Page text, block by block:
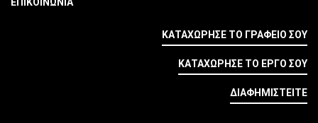
ΚΑΤΑΧΩΡΗΣΕ ΤΟ ΓΡΑΦΕΙΟ ΣΟΥ
ΚΑΤΑΧΩΡΗΣΕ ΤΟ ΕΡΓΟ ΣΟΥ
ΔΙΑΦΗΜΙΣΤΕΙΤΕ